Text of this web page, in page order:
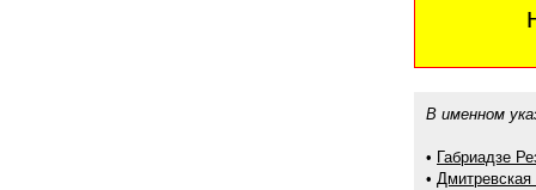
В именном
• Габриадзе
•